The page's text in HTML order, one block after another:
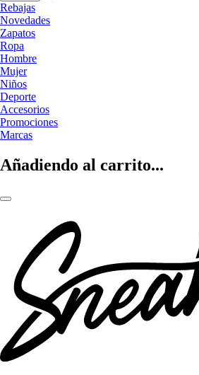
Rebajas
Novedades
Zapatos
Ropa
Hombre
Mujer
Niños
Deporte
Accesorios
Promociones
Marcas
Añadiendo al carrito...